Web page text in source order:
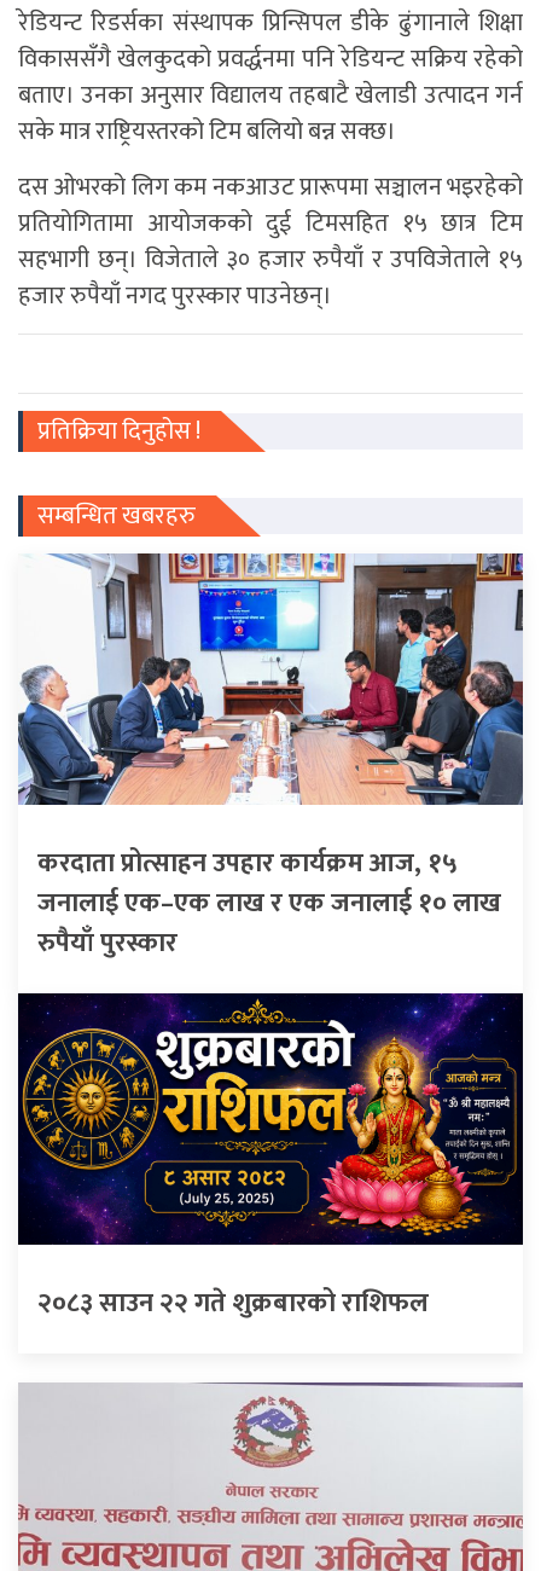
रेडियन्ट रिडर्सका संस्थापक प्रिन्सिपल डीके ढुंगानाले शिक्षा
विकाससँगै खेलकुदको प्रवर्द्धनमा पनि रेडियन्ट सक्रिय रहेको
बताए। उनका अनुसार विद्यालय तहबाटै खेलाडी उत्पादन गर्न
सके मात्र राष्ट्रियस्तरको टिम बलियो बन्न सक्छ।
दस ओभरको लिग कम नकआउट प्रारूपमा सञ्चालन भइरहेको
प्रतियोगितामा आयोजकको दुई टिमसहित १५ छात्र टिम
सहभागी छन्। विजेताले ३० हजार रुपैयाँ र उपविजेताले १५
हजार रुपैयाँ नगद पुरस्कार पाउनेछन्।
प्रतिक्रिया दिनुहोस !
सम्बन्धित खबरहरु
करदाता प्रोत्साहन उपहार कार्यक्रम आज, १५
जनालाई एक–एक लाख र एक जनालाई १० लाख
रुपैयाँ पुरस्कार
२०८३ साउन २२ गते शुक्रबारको राशिफल